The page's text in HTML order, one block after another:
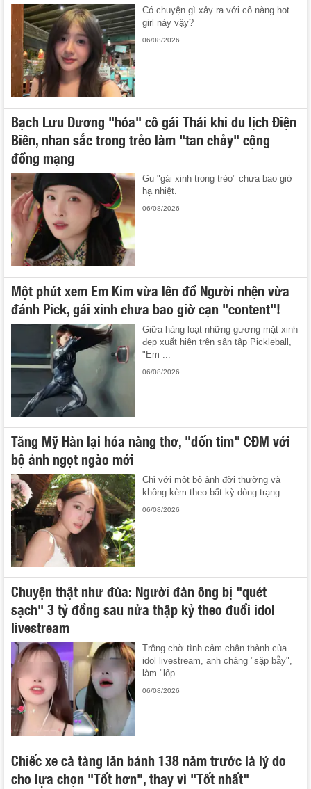
Có chuyện gì xảy ra với cô nàng hot
girl này vậy?
06/08/2026
Bạch Lưu Dương "hóa" cô gái Thái khi du lịch Điện
Biên, nhan sắc trong trẻo làm "tan chảy" cộng
đồng mạng
Gu "gái xinh trong trẻo" chưa bao giờ
hạ nhiệt.
06/08/2026
Một phút xem Em Kim vừa lên đồ Người nhện vừa
đánh Pick, gái xinh chưa bao giờ cạn "content"!
Giữa hàng loạt những gương mặt xinh
đẹp xuất hiện trên sân tập Pickleball,
"Em ...
06/08/2026
Tăng Mỹ Hàn lại hóa nàng thơ, "đốn tim" CĐM với
bộ ảnh ngọt ngào mới
Chỉ với một bộ ảnh đời thường và
không kèm theo bất kỳ dòng trạng ...
06/08/2026
Chuyện thật như đùa: Người đàn ông bị "quét
sạch" 3 tỷ đồng sau nửa thập kỷ theo đuổi idol
livestream
Trông chờ tình cảm chân thành của
idol livestream, anh chàng "sập bẫy",
làm "lốp ...
06/08/2026
Chiếc xe cà tàng lăn bánh 138 năm trước là lý do
cho lựa chọn "Tốt hơn", thay vì "Tốt nhất"